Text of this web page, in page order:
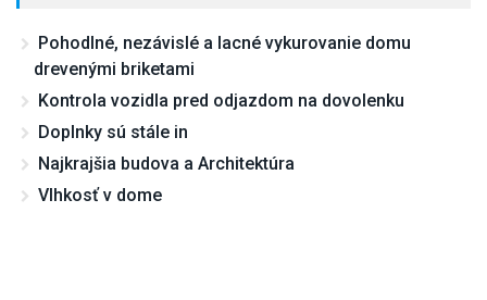
Pohodlné, nezávislé a lacné vykurovanie domu
drevenými briketami
Kontrola vozidla pred odjazdom na dovolenku
Doplnky sú stále in
Najkrajšia budova a Architektúra
Vlhkosť v dome